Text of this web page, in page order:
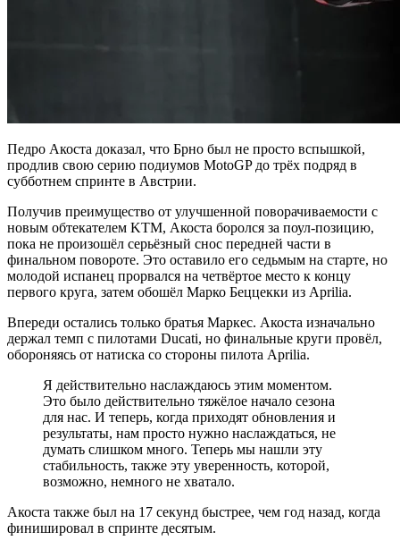
Педро Акоста доказал, что Брно был не просто вспышкой,
продлив свою серию подиумов MotoGP до трёх подряд в
субботнем спринте в Австрии.
Получив преимущество от улучшенной поворачиваемости с
новым обтекателем KTM, Акоста боролся за поул-позицию,
пока не произошёл серьёзный снос передней части в
финальном повороте. Это оставило его седьмым на старте, но
молодой испанец прорвался на четвёртое место к концу
первого круга, затем обошёл Марко Беццекки из Aprilia.
Впереди остались только братья Маркес. Акоста изначально
держал темп с пилотами Ducati, но финальные круги провёл,
обороняясь от натиска со стороны пилота Aprilia.
Я действительно наслаждаюсь этим моментом.
Это было действительно тяжёлое начало сезона
для нас. И теперь, когда приходят обновления и
результаты, нам просто нужно наслаждаться, не
думать слишком много. Теперь мы нашли эту
стабильность, также эту уверенность, которой,
возможно, немного не хватало.
Акоста также был на 17 секунд быстрее, чем год назад, когда
финишировал в спринте десятым.